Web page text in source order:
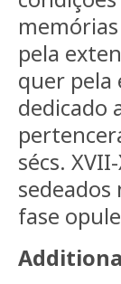
pela
quer pela
dedicado
sécs.
fase